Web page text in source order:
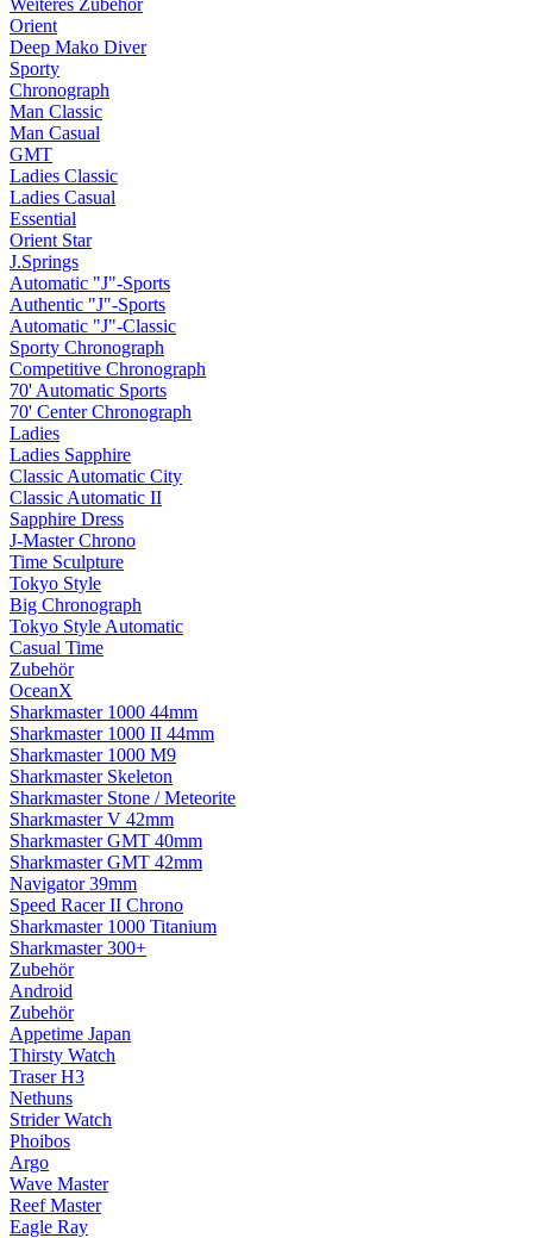
Weiteres Zubehör
Orient
Deep Mako Diver
Sporty
Chronograph
Man Classic
Man Casual
GMT
Ladies Classic
Ladies Casual
Essential
Orient Star
J.Springs
Automatic "J"-Sports
Authentic "J"-Sports
Automatic "J"-Classic
Sporty Chronograph
Competitive Chronograph
70' Automatic Sports
70' Center Chronograph
Ladies
Ladies Sapphire
Classic Automatic City
Classic Automatic II
Sapphire Dress
J-Master Chrono
Time Sculpture
Tokyo Style
Big Chronograph
Tokyo Style Automatic
Casual Time
Zubehör
OceanX
Sharkmaster 1000 44mm
Sharkmaster 1000 II 44mm
Sharkmaster 1000 M9
Sharkmaster Skeleton
Sharkmaster Stone / Meteorite
Sharkmaster V 42mm
Sharkmaster GMT 40mm
Sharkmaster GMT 42mm
Navigator 39mm
Speed Racer II Chrono
Sharkmaster 1000 Titanium
Sharkmaster 300+
Zubehör
Android
Zubehör
Appetime Japan
Thirsty Watch
Traser H3
Nethuns
Strider Watch
Phoibos
Argo
Wave Master
Reef Master
Eagle Ray